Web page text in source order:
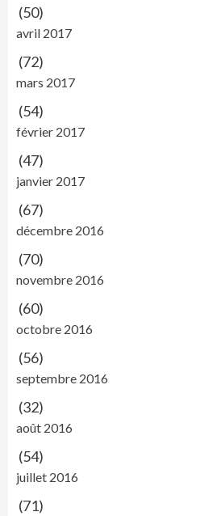
(50)
avril 2017
(72)
mars 2017
(54)
février 2017
(47)
janvier 2017
(67)
décembre 2016
(70)
novembre 2016
(60)
octobre 2016
(56)
septembre 2016
(32)
août 2016
(54)
juillet 2016
(71)